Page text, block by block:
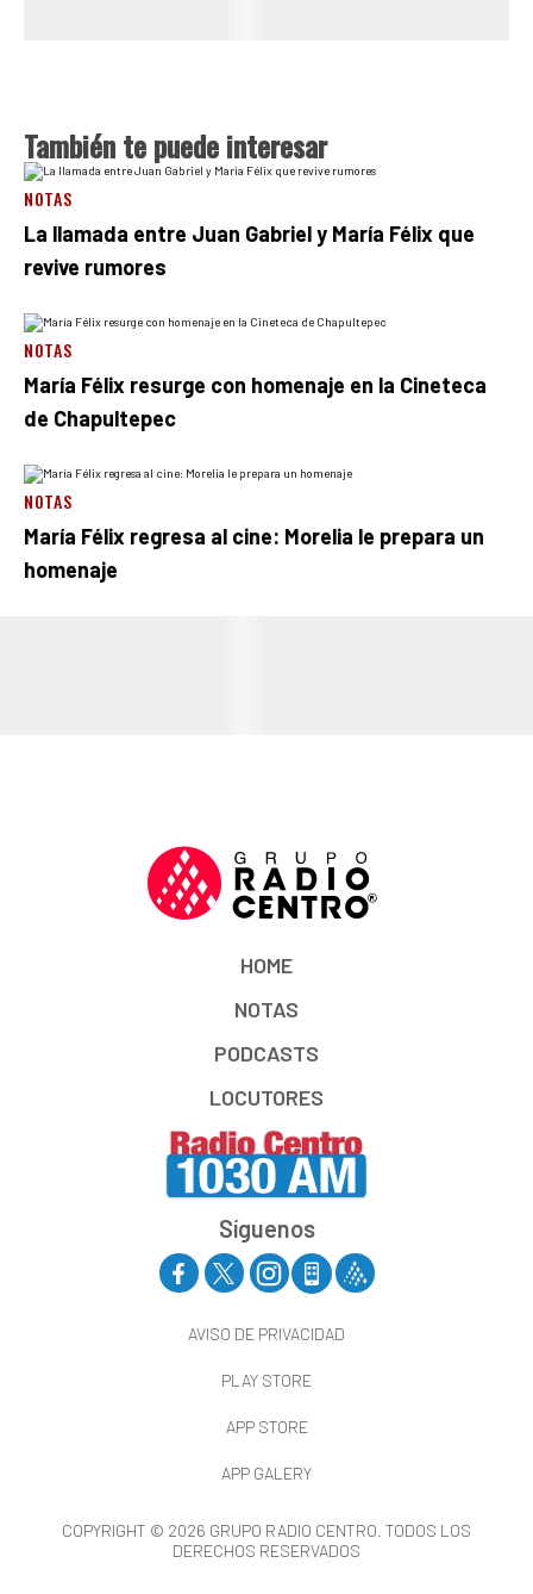
También te puede interesar
NOTAS
La llamada entre Juan Gabriel y María Félix que
revive rumores
NOTAS
María Félix resurge con homenaje en la Cineteca
de Chapultepec
NOTAS
María Félix regresa al cine: Morelia le prepara un
homenaje
HOME
NOTAS
PODCASTS
LOCUTORES
Síguenos
AVISO DE PRIVACIDAD
PLAY STORE
APP STORE
APP GALERY
COPYRIGHT © 2026 GRUPO RADIO CENTRO. TODOS LOS
DERECHOS RESERVADOS